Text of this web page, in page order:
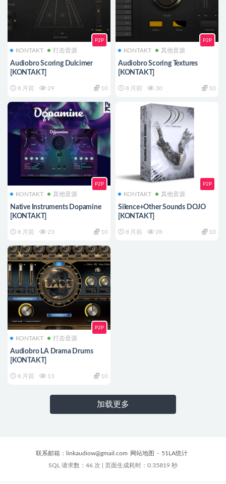
P2P
KONTAKT 打击音源
Audiobro Scoring Dulcimer
[KONTAKT]
8 月前 29 10
P2P
KONTAKT 其他音源
Audiobro Scoring Textures
[KONTAKT]
8 月前 30 10
P2P
KONTAKT 其他音源
Native Instruments Dopamine
[KONTAKT]
8 月前 23 10
P2P
KONTAKT 其他音源
Silence+Other Sounds DOJO
[KONTAKT]
8 月前 28 10
P2P
KONTAKT 打击音源
Audiobro LA Drama Drums
[KONTAKT]
8 月前 13 10
加载更多
联系邮箱： linkaudiow@gmail.com 网站地图 - 51LA统计
SQL 请求数：46 次
页面生成耗时：0.35819 秒